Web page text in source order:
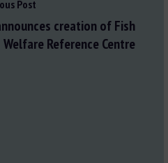
Post
creation of Fish
Welfare Reference Centre